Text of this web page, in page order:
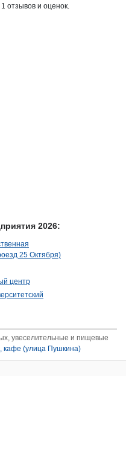
1 отзывов и оценок.
2026:
25 Октября)
центр
увеселительные и пищевые
кафе (улица Пушкина)